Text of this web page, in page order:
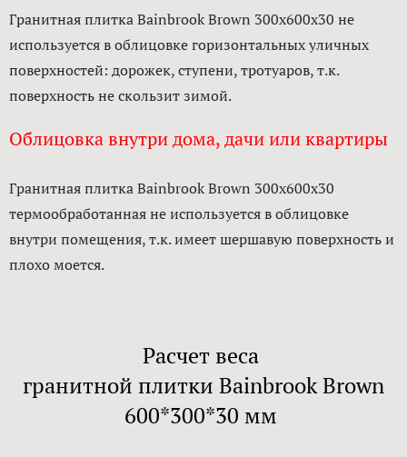
Гранитная плитка Bainbrook Brown 300x600x30 не
используется в облицовке горизонтальных уличных
поверхностей: дорожек, ступени, тротуаров, т.к.
поверхность не скользит зимой.
Облицовка внутри дома, дачи или квартиры
Гранитная плитка Bainbrook Brown 300x600x30
термообработанная не используется в облицовке
внутри помещения, т.к. имеет шершавую поверхность и
плохо моется.
Расчет веса
гранитной плитки Bainbrook Brown
600*300*30 мм